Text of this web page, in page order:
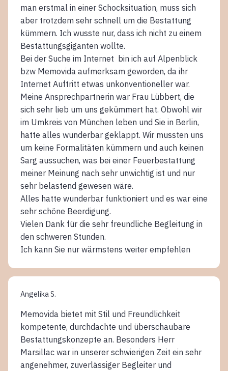
man erstmal in einer Schocksituation, muss sich
aber trotzdem sehr schnell um die Bestattung
kümmern. Ich wusste nur, dass ich nicht zu einem
Bestattungsgiganten wollte.
Bei der Suche im Internet bin ich auf Alpenblick
bzw Memovida aufmerksam geworden, da ihr
Internet Auftritt etwas unkonventioneller war.
Meine Ansprechpartnerin war Frau Lübbert, die
sich sehr lieb um uns gekümmert hat. Obwohl wir
im Umkreis von München leben und Sie in Berlin,
hatte alles wunderbar geklappt. Wir mussten uns
um keine Formalitäten kümmern und auch keinen
Sarg aussuchen, was bei einer Feuerbestattung
meiner Meinung nach sehr unwichtig ist und nur
sehr belastend gewesen wäre.
Alles hatte wunderbar funktioniert und es war eine
sehr schöne Beerdigung.
Vielen Dank für die sehr freundliche Begleitung in
den schweren Stunden.
Ich kann Sie nur wärmstens weiter empfehlen
Angelika S.
Memovida bietet mit Stil und Freundlichkeit
kompetente, durchdachte und überschaubare
Bestattungskonzepte an. Besonders Herr
Marsillac war in unserer schwierigen Zeit ein sehr
angenehmer, zuverlässiger Begleiter und